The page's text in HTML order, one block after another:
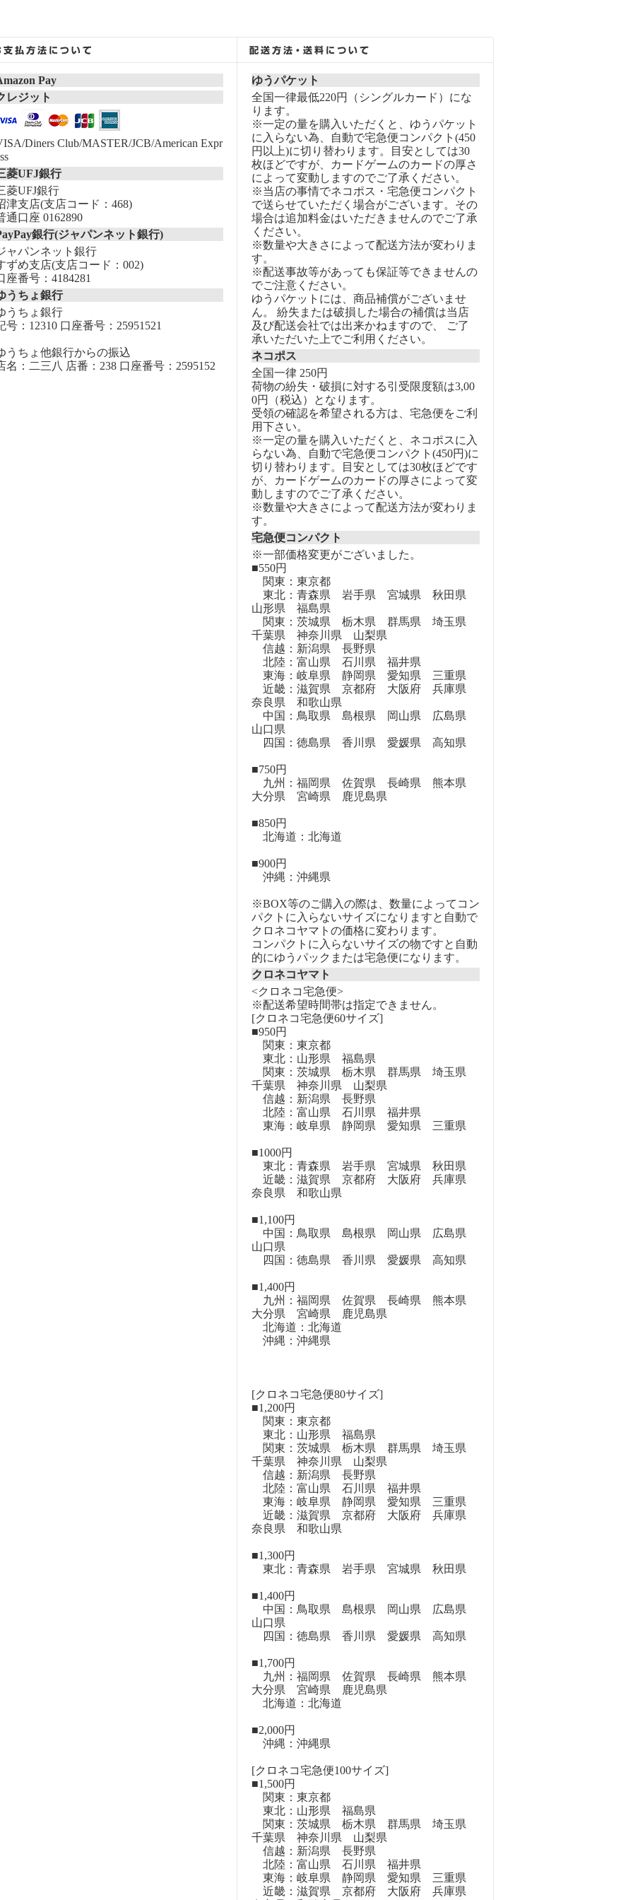
Pay
レジット
Diners Club/MASTER/JCB/American Expr
菱UFJ銀行
菱UFJ銀行
津支店(支店コード：468)
通口座 0162890
銀行(ジャパンネット銀行)
ャパンネット銀行
ずめ支店(支店コード：002)
座番号：4184281
うちょ銀行
うちょ銀行
号：12310 口座番号：25951521
うちょ他銀行からの振込
名：二三八 店番：238 口座番号：2595152
ゆうパケット
全国一律最低220円（シングルカード）にな
ります。
※一定の量を購入いただくと、ゆうパケット
に入らない為、自動で宅急便コンパクト(450
円以上)に切り替わります。目安としては30
枚ほどですが、カードゲームのカードの厚さ
によって変動しますのでご了承ください。
※当店の事情でネコポス・宅急便コンパクト
で送らせていただく場合がございます。その
場合は追加料金はいただきませんのでご了承
ください。
※数量や大きさによって配送方法が変わりま
す。
※配送事故等があっても保証等できませんの
でご注意ください。
ゆうパケットには、商品補償がございませ
ん。 紛失または破損した場合の補償は当店
及び配送会社では出来かねますので、 ご了
承いただいた上でご利用ください。
ネコポス
全国一律 250円
荷物の紛失・破損に対する引受限度額は3,00
0円（税込）となります。
受領の確認を希望される方は、宅急便をご利
用下さい。
※一定の量を購入いただくと、ネコポスに入
らない為、自動で宅急便コンパクト(450円)に
切り替わります。目安としては30枚ほどです
が、カードゲームのカードの厚さによって変
動しますのでご了承ください。
※数量や大きさによって配送方法が変わりま
す。
宅急便コンパクト
※一部価格変更がございました。
■550円
関東：東京都
東北：青森県 岩手県 宮城県 秋田県
山形県 福島県
関東：茨城県 栃木県 群馬県 埼玉県
千葉県 神奈川県 山梨県
信越：新潟県 長野県
北陸：富山県 石川県 福井県
東海：岐阜県 静岡県 愛知県 三重県
近畿：滋賀県 京都府 大阪府 兵庫県
奈良県 和歌山県
中国：鳥取県 島根県 岡山県 広島県
山口県
四国：徳島県 香川県 愛媛県 高知県
■750円
九州：福岡県 佐賀県 長崎県 熊本県
大分県 宮崎県 鹿児島県
■850円
北海道：北海道
■900円
沖縄：沖縄県
※BOX等のご購入の際は、数量によってコン
パクトに入らないサイズになりますと自動で
クロネコヤマトの価格に変わります。
コンパクトに入らないサイズの物ですと自動
的にゆうパックまたは宅急便になります。
クロネコヤマト
<クロネコ宅急便>
※配送希望時間帯は指定できません。
[クロネコ宅急便60サイズ]
■950円
関東：東京都
東北：山形県 福島県
関東：茨城県 栃木県 群馬県 埼玉県
千葉県 神奈川県 山梨県
信越：新潟県 長野県
北陸：富山県 石川県 福井県
東海：岐阜県 静岡県 愛知県 三重県
■1000円
東北：青森県 岩手県 宮城県 秋田県
近畿：滋賀県 京都府 大阪府 兵庫県
奈良県 和歌山県
■1,100円
中国：鳥取県 島根県 岡山県 広島県
山口県
四国：徳島県 香川県 愛媛県 高知県
■1,400円
九州：福岡県 佐賀県 長崎県 熊本県
大分県 宮崎県 鹿児島県
北海道：北海道
沖縄：沖縄県
[クロネコ宅急便80サイズ]
■1,200円
関東：東京都
東北：山形県 福島県
関東：茨城県 栃木県 群馬県 埼玉県
千葉県 神奈川県 山梨県
信越：新潟県 長野県
北陸：富山県 石川県 福井県
東海：岐阜県 静岡県 愛知県 三重県
近畿：滋賀県 京都府 大阪府 兵庫県
奈良県 和歌山県
■1,300円
東北：青森県 岩手県 宮城県 秋田県
■1,400円
中国：鳥取県 島根県 岡山県 広島県
山口県
四国：徳島県 香川県 愛媛県 高知県
■1,700円
九州：福岡県 佐賀県 長崎県 熊本県
大分県 宮崎県 鹿児島県
北海道：北海道
■2,000円
沖縄：沖縄県
[クロネコ宅急便100サイズ]
■1,500円
関東：東京都
東北：山形県 福島県
関東：茨城県 栃木県 群馬県 埼玉県
千葉県 神奈川県 山梨県
信越：新潟県 長野県
北陸：富山県 石川県 福井県
東海：岐阜県 静岡県 愛知県 三重県
近畿：滋賀県 京都府 大阪府 兵庫県